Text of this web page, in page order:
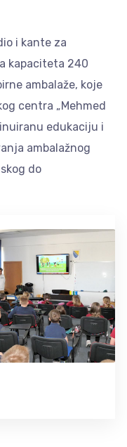
i kante za
kapaciteta 240
ambalaže, koje
centra „Mehmed
edukaciju i
ambalažnog
do